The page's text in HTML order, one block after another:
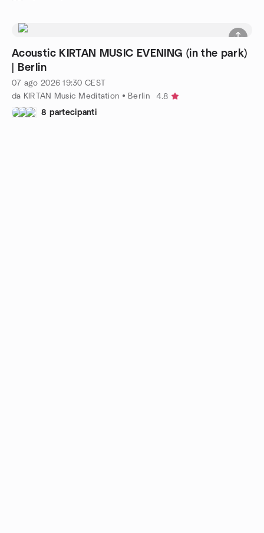
Acoustic KIRTAN MUSIC EVENING (in the park)
| Berlin
07 ago 2026 19:30 CEST
da KIRTAN Music Meditation • Berlin
4.8
8 partecipanti